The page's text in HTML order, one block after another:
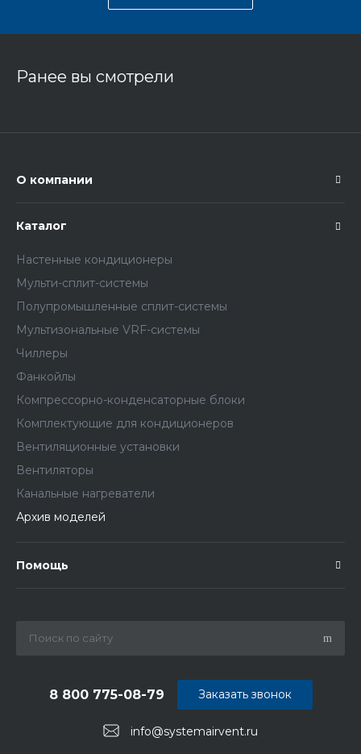
Ранее вы смотрели
О компании
Каталог
Настенные кондиционеры
Мульти-сплит-системы
Полупромышленные сплит-системы
Мультизональные VRF-системы
Чиллеры
Фанкойлы
Компрессорно-конденсаторные блоки
Комплектующие для кондиционеров
Вентиляционные установки
Вентиляторы
Канальные нагреватели
Архив моделей
Помощь
info@systemairvent.ru
8 800 775-08-79 Заказать звонок